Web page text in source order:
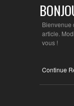
Bienvenue
article.
vous !
Continue